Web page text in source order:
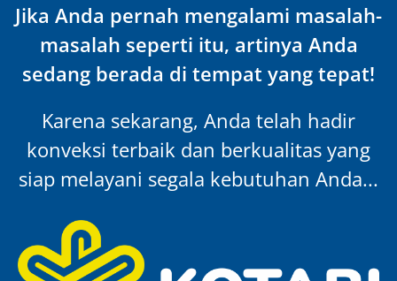
Jika Anda pernah mengalami masalah-
masalah seperti itu, artinya Anda
sedang berada di tempat yang tepat!
Karena sekarang, Anda telah hadir
konveksi terbaik dan berkualitas yang
siap melayani segala kebutuhan Anda...